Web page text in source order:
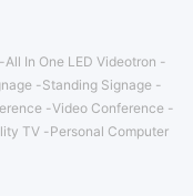
All In One LED Videotron
Standing Signage
Video Conference
TV Personal Computer